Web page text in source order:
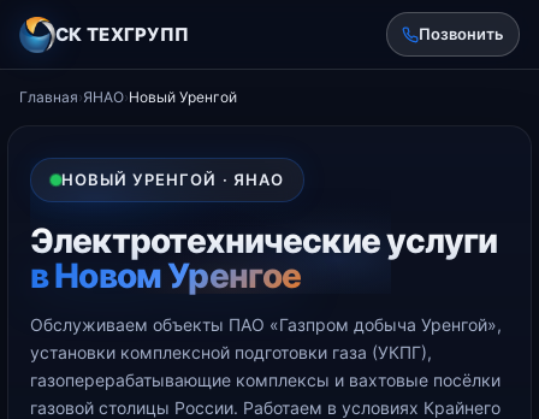
СК ТЕХГРУПП Позвонить
Главная›ЯНАО›Новый Уренгой
НОВЫЙ УРЕНГОЙ · ЯНАО
Электротехнические услуги
в Новом Уренгое
Обслуживаем объекты ПАО «Газпром добыча Уренгой»,
установки комплексной подготовки газа (УКПГ),
газоперерабатывающие комплексы и вахтовые посёлки
газовой столицы России. Работаем в условиях Крайнего